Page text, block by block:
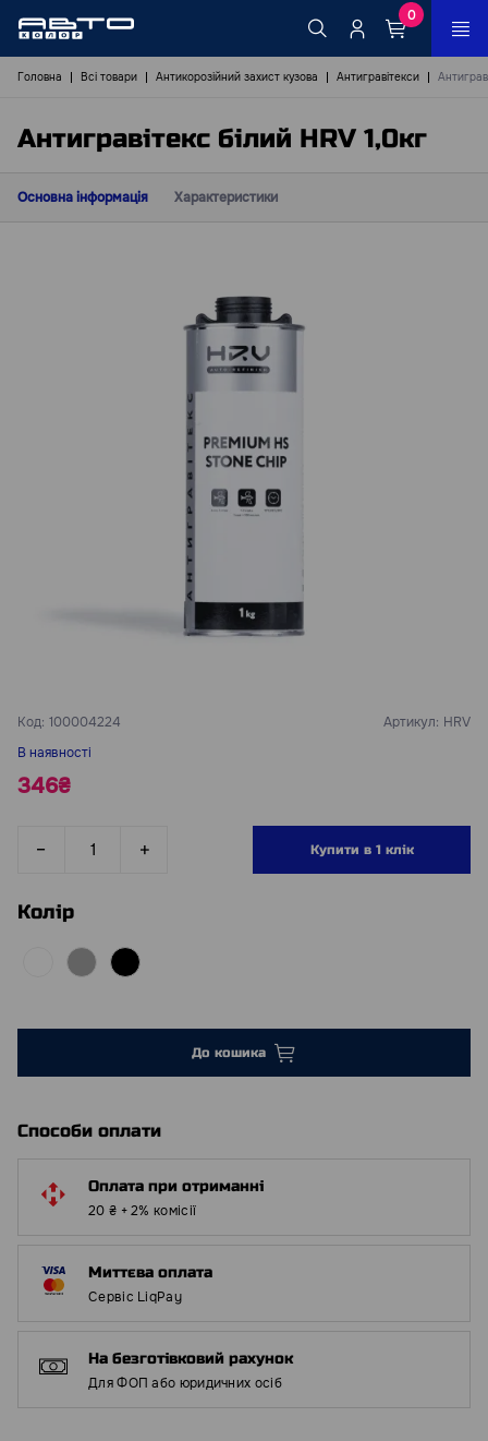
0
Головна Всі товари Антикорозійний захист кузова Антигравітекси
Антигравітекс білий HRV 1,0кг
Основна інформація Характеристики
Код: 100004224 Артикул: HRV
В наявності
346₴
Купити в 1 клік
Колір
До кошика
Способи оплати
Оплата при отриманні
20 ₴ + 2% комісії
Миттєва оплата
Сервіс LiqPay
На безготівковий рахунок
Для ФОП або юридичних осіб